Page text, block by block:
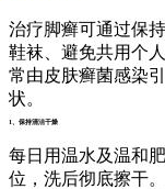
治疗脚癣可通过保
鞋袜、避免共用个
常由皮肤癣菌感染
状。
1、保持清洁干燥
每日用温水及温和
位，洗后彻底擦干